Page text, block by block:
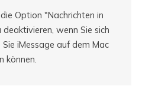
Option "Nachrichten in
wenn Sie sich
iMessage auf dem Mac
können.